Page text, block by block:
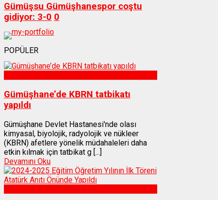
Gümüşsu Gümüşhanespor coştu
gidiyor: 3-0 0
POPÜLER
Gümüşhane’de KBRN tatbikatı
yapıldı
Gümüşhane Devlet Hastanesi'nde olası
kimyasal, biyolojik, radyolojik ve nükleer
(KBRN) afetlere yönelik müdahaleleri daha
etkin kılmak için tatbikat g [...]
Devamını Oku